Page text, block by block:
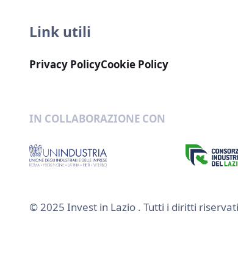
Link utili
Privacy PolicyCookie Policy
IN COLLABORAZIONE CON
© 2025 Invest in Lazio . Tutti i diritti